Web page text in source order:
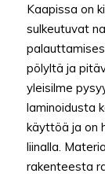
Kaapissa on
sulkeutuvat
pölyltä ja
yleisilme
laminoidusta
käyttöä ja on
liinalla.
rakenteesta